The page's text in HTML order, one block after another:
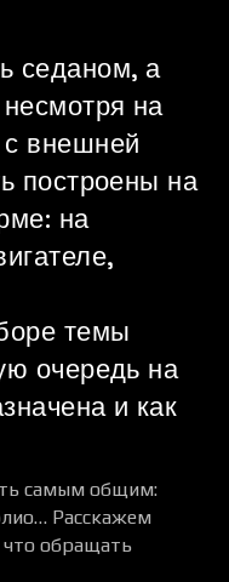
седаном, а
на
внешней
построены на
на
темы
очередь на
и как
самым общим:
Расскажем
обращать